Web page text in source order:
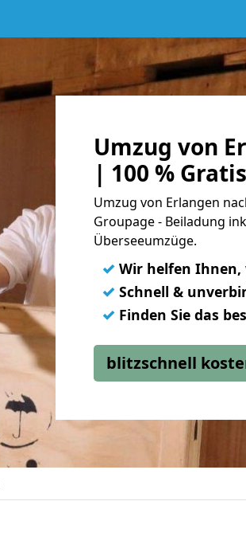
Umzug von
| 100 %
Umzug von Erlangen
Groupage - Beiladung
Überseeumzüge.
✓ Wir helfen Ihnen,
✓ Schnell &
✓ Finden Sie das
blitzschnell